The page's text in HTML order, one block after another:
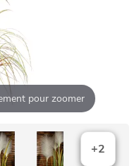
pour zoomer
+2